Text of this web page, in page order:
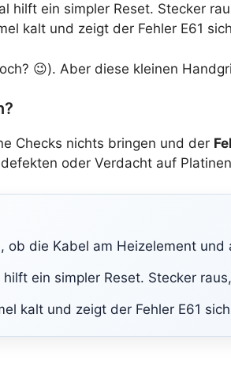
hilft ein simpler Reset. Stecker
kalt und zeigt der Fehler E61
😉). Aber diese kleinen
Checks nichts bringen und der
oder Verdacht auf
ob die Kabel am Heizelement
ein simpler Reset. Stecker
kalt und zeigt der Fehler E61